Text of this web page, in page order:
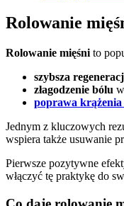
Rolowanie
Rolowanie mięśni to
szybsza
złagodzenie bólu
poprawa
Jednym z kluczowych
wspiera także usuwanie
Pierwsze pozytywne
włączyć tę praktykę do